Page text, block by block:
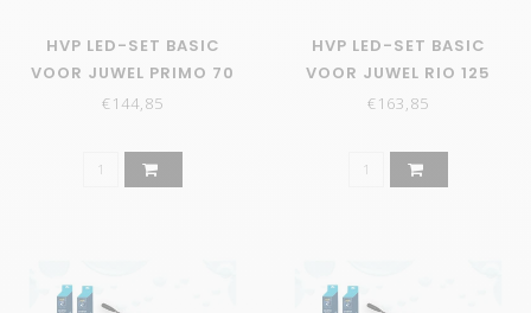
HVP LED-SET BASIC
VOOR JUWEL PRIMO 70
€144,85
HVP LED-SET BASIC
VOOR JUWEL RIO 125
€163,85